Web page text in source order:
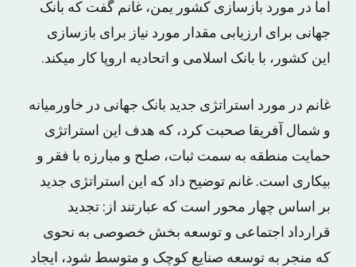
اما در مورد بازسازی کشور یمن، غانم گفت که بانک
جهانی برای ارزیابی مقدار مورد نیاز برای بازسازی
این کشور، با بانک اسلامی و اتحادیه اروپا کار میکند.
غانم در مورد استراتژی جدید بانک جهانی در خاورمیانه
و شمال آفریقا صحبت کرد، که هدف این استراتژی
حمایت منطقه به سمت ثبات، صلح و مبارزه با فقر و
بیکاری است. غانم توضیح داد که این استراتژی جدید
بر اساس چهار محور است که عبارتند از: تجدید
قرارداد اجتماعی و توسعه بخش خصوصی به نحوی
که منجر به توسعه صنایع کوچک و متوسط شود، ایجاد